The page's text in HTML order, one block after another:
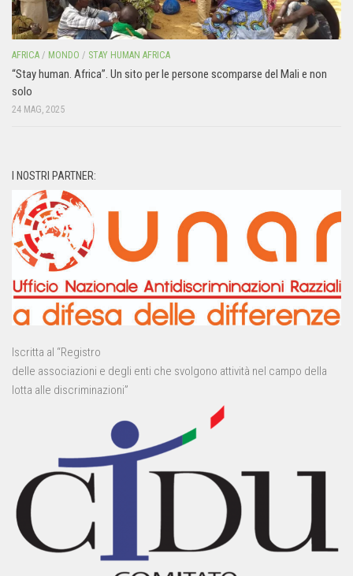
AFRICA / MONDO / STAY HUMAN AFRICA
“Stay human. Africa”. Un sito per le persone scomparse del Mali e non
solo
24 MAG, 2025
I NOSTRI PARTNER:
Iscritta al “Registro
delle associazioni e degli enti che svolgono attività nel campo della
lotta alle discriminazioni”